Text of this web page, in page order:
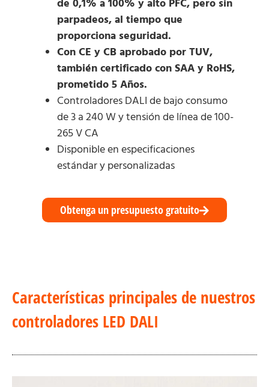
de 0,1% a 100% y alto PFC, pero sin
parpadeos, al tiempo que
proporciona seguridad.
Con CE y CB aprobado por TUV,
también certificado con SAA y RoHS,
prometido 5 Años.
Controladores DALI de bajo consumo
de 3 a 240 W y tensión de línea de 100-
265 V CA
Disponible en especificaciones
estándar y personalizadas
Obtenga un presupuesto gratuito
Características principales de nuestros
controladores LED DALI